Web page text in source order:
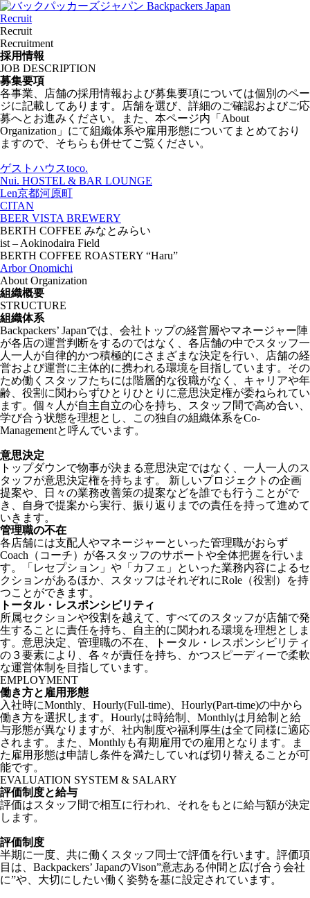
Recruit
Recruit
Recruitment
採用情報
JOB DESCRIPTION
募集要項
各事業、店舗の採用情報および募集要項については個別のペー
ジに記載してあります。店舗を選び、詳細のご確認およびご応
募へとお進みください。また、本ページ内「About
Organization」にて組織体系や雇用形態についてまとめており
ますので、そちらも併せてご覧ください。
ゲストハウスtoco.
Nui. HOSTEL & BAR LOUNGE
Len京都河原町
CITAN
BEER VISTA BREWERY
BERTH COFFEE みなとみらい
ist – Aokinodaira Field
BERTH COFFEE ROASTERY “Haru”
Arbor Onomichi
About Organization
組織概要
STRUCTURE
組織体系
Backpackers’ Japanでは、会社トップの経営層やマネージャー陣
が各店の運営判断をするのではなく、各店舗の中でスタッフ一
人一人が自律的かつ積極的にさまざまな決定を行い、店舗の経
営および運営に主体的に携われる環境を目指しています。その
ため働くスタッフたちには階層的な役職がなく、キャリアや年
齢、役割に関わらずひとりひとりに意思決定権が委ねられてい
ます。個々人が自主自立の心を持ち、スタッフ間で高め合い、
学び合う状態を理想とし、この独自の組織体系をCo-
Managementと呼んでいます。
意思決定
トップダウンで物事が決まる意思決定ではなく、一人一人のス
タッフが意思決定権を持ちます。 新しいプロジェクトの企画
提案や、日々の業務改善策の提案などを誰でも行うことがで
き、自身で提案から実行、振り返りまでの責任を持って進めて
いきます。
管理職の不在
各店舗には支配人やマネージャーといった管理職がおらず
Coach（コーチ）が各スタッフのサポートや全体把握を行いま
す。「レセプション」や「カフェ」といった業務内容によるセ
クションがあるほか、スタッフはそれぞれにRole（役割）を持
つことができます。
トータル・レスポンシビリティ
所属セクションや役割を越えて、すべてのスタッフが店舗で発
生することに責任を持ち、自主的に関われる環境を理想としま
す。意思決定、管理職の不在、トータル・レスポンシビリティ
の３要素により、各々が責任を持ち、かつスピーディーで柔軟
な運営体制を目指しています。
EMPLOYMENT
働き方と雇用形態
入社時にMonthly、Hourly(Full-time)、Hourly(Part-time)の中から
働き方を選択します。Hourlyは時給制、Monthlyは月給制と給
与形態が異なりますが、社内制度や福利厚生は全て同様に適応
されます。また、Monthlyも有期雇用での雇用となります。ま
た雇用形態は申請し条件を満たしていれば切り替えることが可
能です。
EVALUATION SYSTEM & SALARY
評価制度と給与
評価はスタッフ間で相互に行われ、それをもとに給与額が決定
します。
評価制度
半期に一度、共に働くスタッフ同士で評価を行います。評価項
目は、Backpackers’ JapanのVison”意志ある仲間と広げ合う会社
に”や、大切にしたい働く姿勢を基に設定されています。